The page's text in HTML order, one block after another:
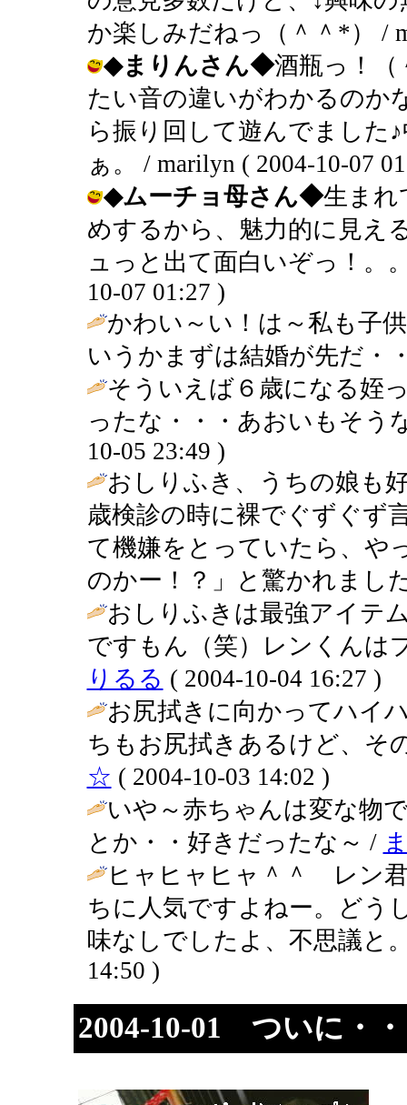
か楽しみだねっ（＾＾*） /
◆まりんさん◆酒瓶っ！
たい音の違いがわかるのか
ら振り回して遊んでました
ぁ。 / marilyn ( 2004-10-07
◆ムーチョ母さん◆生まれ
めするから、魅力的に見え
ュっと出て面白いぞっ！。
10-07 01:27 )
かわい～い！は～私も子
いうかまずは結婚が先だ・
そういえば６歳になる姪
ったな・・・あおいもそう
10-05 23:49 )
おしりふき、うちの娘も
歳検診の時に裸でぐずぐず
て機嫌をとっていたら、や
のかー！？」と驚かれまし
おしりふきは最強アイテ
ですもん（笑）レンくんは
りるる ( 2004-10-04 16:27 )
お尻拭きに向かってハイ
ちもお尻拭きあるけど、そ
☆ ( 2004-10-03 14:02 )
いや～赤ちゃんは変な物
とか・・好きだったな～ /
ヒャヒャヒャ＾＾ レン
ちに人気ですよねー。どう
味なしでしたよ、不思議と
14:50 )
2004-10-01 ついに・